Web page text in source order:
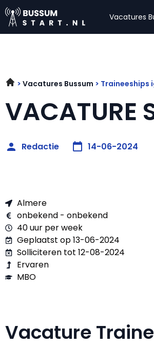
Vacatures
Vacatures Bussum Traineeships
Redactie 14-06-2024
Almere
onbekend - onbekend
40 uur per week
Geplaatst op 13-06-2024
Solliciteren tot 12-08-2024
Ervaren
MBO
Vacature